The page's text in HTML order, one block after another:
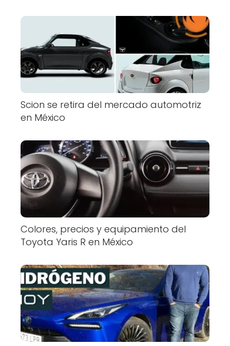
Scion se retira del mercado automotriz
en México
Colores, precios y equipamiento del
Toyota Yaris R en México